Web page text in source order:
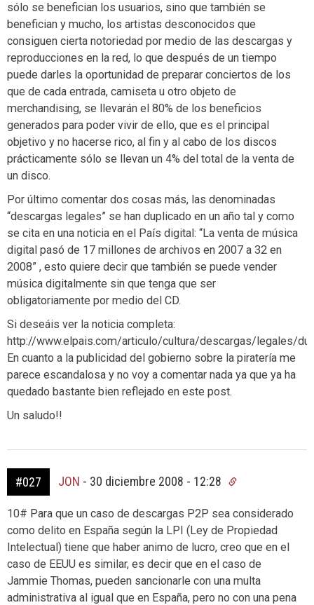
sólo se benefician los usuarios, sino que también se
benefician y mucho, los artistas desconocidos que
consiguen cierta notoriedad por medio de las descargas y
reproducciones en la red, lo que después de un tiempo
puede darles la oportunidad de preparar conciertos de los
que de cada entrada, camiseta u otro objeto de
merchandising, se llevarán el 80% de los beneficios
generados para poder vivir de ello, que es el principal
objetivo y no hacerse rico, al fin y al cabo de los discos
prácticamente sólo se llevan un 4% del total de la venta de
un disco.
Por último comentar dos cosas más, las denominadas
“descargas legales” se han duplicado en un año tal y como
se cita en una noticia en el País digital: “La venta de música
digital pasó de 17 millones de archivos en 2007 a 32 en
2008” , esto quiere decir que también se puede vender
música digitalmente sin que tenga que ser
obligatoriamente por medio del CD.
Si deseáis ver la noticia completa:
http://www.elpais.com/articulo/cultura/descargas/legales/
En cuanto a la publicidad del gobierno sobre la piratería me
parece escandalosa y no voy a comentar nada ya que ya ha
quedado bastante bien reflejado en este post.
Un saludo!!
#027 JON - 30 diciembre 2008 - 12:28
10# Para que un caso de descargas P2P sea considerado
como delito en España según la LPI (Ley de Propiedad
Intelectual) tiene que haber animo de lucro, creo que en el
caso de EEUU es similar, es decir que en el caso de
Jammie Thomas, pueden sancionarle con una multa
administrativa al igual que en España, pero no con una pena